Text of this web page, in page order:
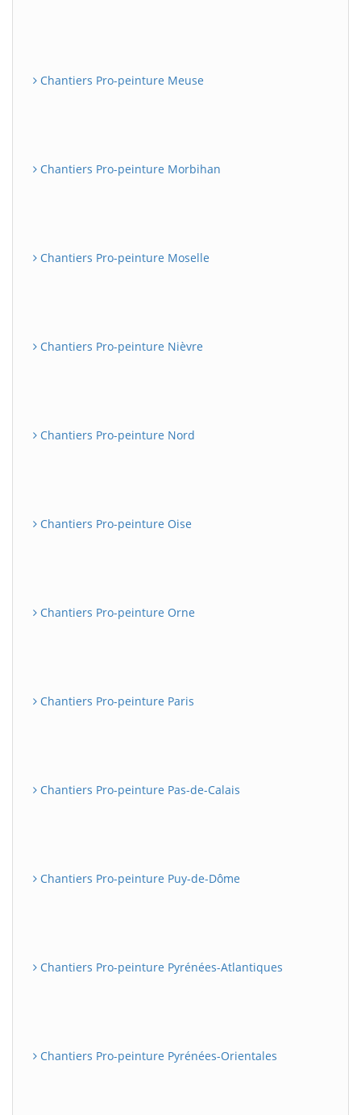
Chantiers Pro-peinture Meuse
Chantiers Pro-peinture Morbihan
Chantiers Pro-peinture Moselle
Chantiers Pro-peinture Nièvre
Chantiers Pro-peinture Nord
Chantiers Pro-peinture Oise
Chantiers Pro-peinture Orne
Chantiers Pro-peinture Paris
Chantiers Pro-peinture Pas-de-Calais
Chantiers Pro-peinture Puy-de-Dôme
Chantiers Pro-peinture Pyrénées-Atlantiques
Chantiers Pro-peinture Pyrénées-Orientales